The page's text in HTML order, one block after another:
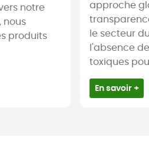
notre
nous
produits
approche
le secteur
l'absence
toxiques
En savoir +